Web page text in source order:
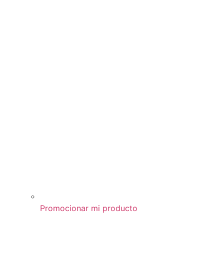
Promocionar mi producto